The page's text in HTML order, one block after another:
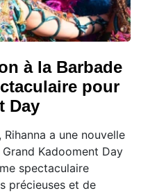
à la Barbade
pour
Day
a une nouvelle
Kadooment Day
spectaculaire
précieuses et de